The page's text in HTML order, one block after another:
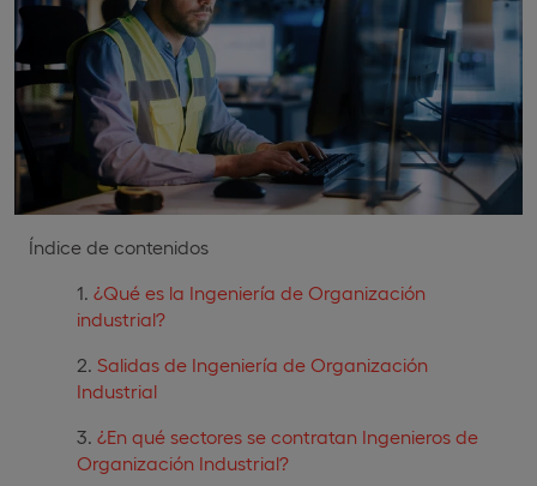
Índice de contenidos
¿Qué es la Ingeniería de Organización
industrial?
Salidas de Ingeniería de Organización
Industrial
¿En qué sectores se contratan Ingenieros de
Organización Industrial?